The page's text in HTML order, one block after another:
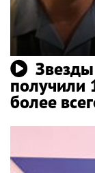
получили
более